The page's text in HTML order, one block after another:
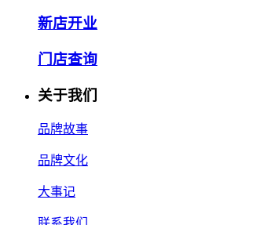
新店开业
门店查询
关于我们
品牌故事
品牌文化
大事记